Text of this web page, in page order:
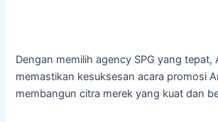
Dengan memilih agency SPG yang tepat,
memastikan kesuksesan acara promosi
membangun citra merek yang kuat dan